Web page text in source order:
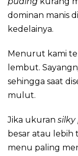
dominan manis
kedelainya.
Menurut kami
lembut.
sehingga saat
mulut.
Jika ukuran
besar atau lebih
menu paling